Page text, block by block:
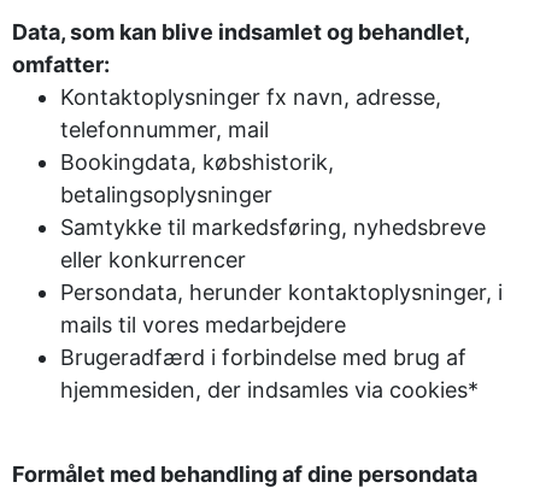
Data, som kan blive indsamlet og behandlet,
omfatter:
Kontaktoplysninger fx navn, adresse,
telefonnummer, mail
Bookingdata, købshistorik,
betalingsoplysninger
Samtykke til markedsføring, nyhedsbreve
eller konkurrencer
Persondata, herunder kontaktoplysninger, i
mails til vores medarbejdere
Brugeradfærd i forbindelse med brug af
hjemmesiden, der indsamles via cookies*
Formålet med behandling af dine persondata